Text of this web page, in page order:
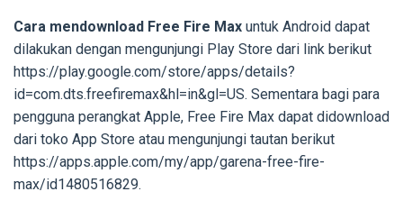
Cara mendownload Free Fire Max untuk Android dapat
dilakukan dengan mengunjungi Play Store dari link berikut
https://play.google.com/store/apps/details?
id=com.dts.freefiremax&hl=in&gl=US. Sementara bagi para
pengguna perangkat Apple, Free Fire Max dapat didownload
dari toko App Store atau mengunjungi tautan berikut
https://apps.apple.com/my/app/garena-free-fire-
max/id1480516829.